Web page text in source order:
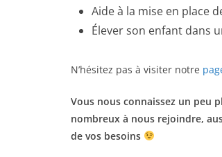
Aide à la mise en place
Élever son enfant dans
N’hésitez pas à visiter notre
Vous nous connaissez un peu
nombreux à nous rejoindre,
de vos besoins